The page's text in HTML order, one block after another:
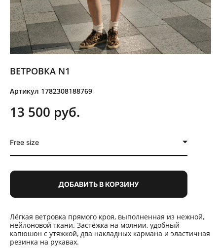
ВЕТРОВКА N1
Артикул 1782308188769
13 500 pуб.
Free size
ДОБАВИТЬ В КОРЗИНУ
Лёгкая ветровка прямого кроя, выполненная из нежной,
нейлоновой ткани. Застёжка на молнии, удобный
капюшон с утяжкой, два накладных кармана и эластичная
резинка на рукавах.